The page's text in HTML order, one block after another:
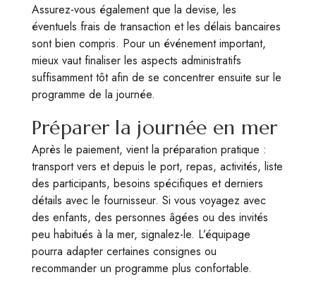
Assurez-vous également que la devise, les
éventuels frais de transaction et les délais bancaires
sont bien compris. Pour un événement important,
mieux vaut finaliser les aspects administratifs
suffisamment tôt afin de se concentrer ensuite sur le
programme de la journée.
Préparer la journée en mer
Après le paiement, vient la préparation pratique :
transport vers et depuis le port, repas, activités, liste
des participants, besoins spécifiques et derniers
détails avec le fournisseur. Si vous voyagez avec
des enfants, des personnes âgées ou des invités
peu habitués à la mer, signalez-le. L’équipage
pourra adapter certaines consignes ou
recommander un programme plus confortable.